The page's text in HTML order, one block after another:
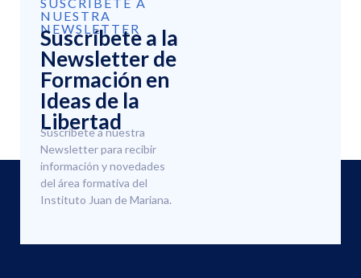
SUSCRÍBETE A
NUESTRA
NEWSLETTER
Suscríbete a la
Newsletter de
Formación en
Ideas de la
Libertad
Suscríbete a nuestra
Newsletter para recibir
información y novedades
del área formativa del
Instituto Juan de Mariana.